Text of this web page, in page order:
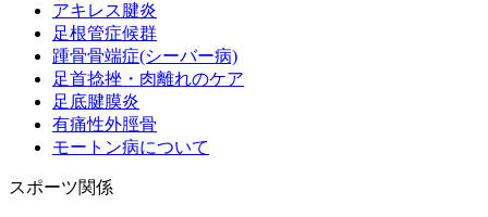
アキレス腱炎
足根管症候群
踵骨骨端症(シーバー病)
足首捻挫・肉離れのケア
足底腱膜炎
有痛性外脛骨
モートン病について
スポーツ関係